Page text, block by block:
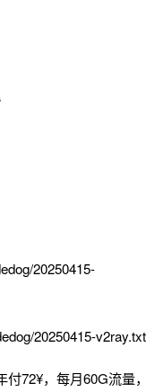
20250415-
20250415-v2ray.txt
72¥，每月60G流量，